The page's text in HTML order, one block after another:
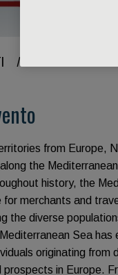
/
from Europe,
the
history, the
merchants and
the diverse
Sea has
originating from
prospects in Europe.